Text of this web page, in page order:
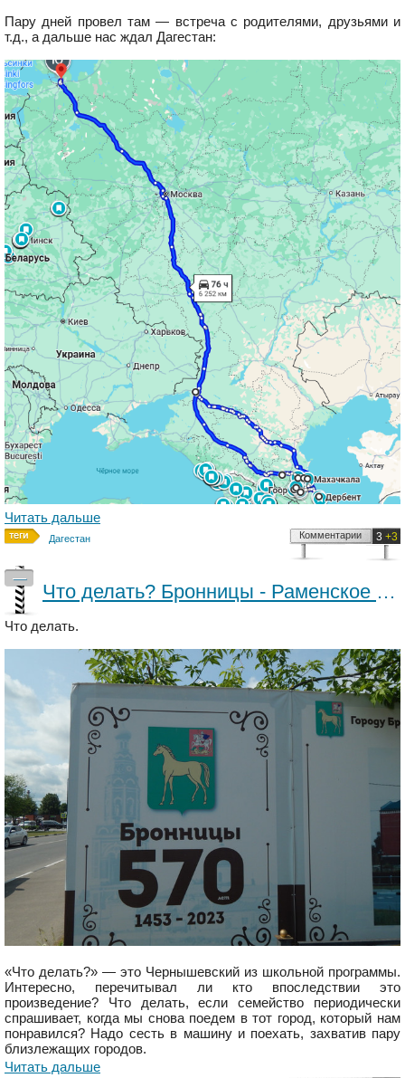
Пару дней провел там — встреча с родителями, друзьями и
т.д., а дальше нас ждал Дагестан:
Читать дальше
Дагестан 3 +3
Комментарии
—
Что делать? Бронницы - Раменское - Жуковский
Что делать.
«Что делать?» — это Чернышевский из школьной программы.
Интересно, перечитывал ли кто впоследствии это
произведение? Что делать, если семейство периодически
спрашивает, когда мы снова поедем в тот город, который нам
понравился? Надо сесть в машину и поехать, захватив пару
близлежащих городов.
Читать дальше